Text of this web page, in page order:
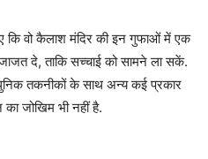
कि वो कैलाश मंदिर की इन गुफाओं में एक
दे, ताकि सच्चाई को सामने ला सकें.
तकनीकों के साथ अन्य कई प्रकार
जोखिम भी नहीं है.